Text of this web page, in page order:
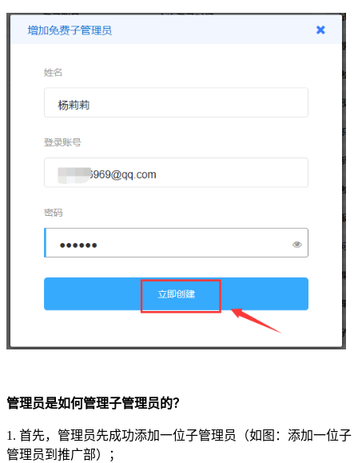
管理员是如何管理子管理员的？
1. 首先，管理员先成功添加一位子管理员（如图：添加一位子
管理员到推广部）；